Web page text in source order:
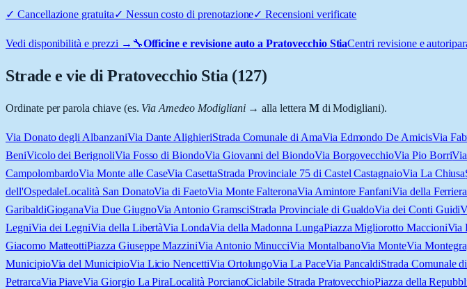
✓ Cancellazione gratuita✓ Nessun costo di prenotazione✓Recensioni verificate
Vedi disponibilità e prezzi → 🔧Officine e revisione auto aPratovecchio StiaCentri revisione e
Strade e vie diPratovecchio Stia (127)
Ordinate per parola chiave (es. Via Amedeo Modigliani→ alla lettera Mdi Modigliani).
Via Donato degli AlbanzaniVia Dante AlighieriStrada Comunale di AmaVia Edmondo De AmicisVia
BeniVicolo dei BerignoliVia Fosso di BiondoVia Giovanni del BiondoVia BorgovecchioVia Pio Borri
CampolombardoVia Monte alle CaseVia CasettaStrada Provinciale 75 di Castel CastagnaioVia La Chiusa
dell'OspedaleLocalità San DonatoVia di FaetoVia Monte FalteronaVia Amintore FanfaniVia della Ferriera
GaribaldiGioganaVia Due GiugnoVia Antonio GramsciStrada Provinciale di GualdoVia dei Conti Guidi
LegniVia dei LegniVia della LibertàVia LondaVia della Madonna LungaPiazza Migliorotto MaccioniVia
Giacomo MatteottiPiazza Giuseppe MazziniVia Antonio MinucciVia MontalbanoVia MonteVia
MunicipioVia del MunicipioVia Licio NencettiVia OrtolungoVia La PaceVia PancaldiStrada Comunale
PetrarcaVia PiaveVia Giorgio La PiraLocalità PorcianoCiclabile Strada PratovecchioPiazza della